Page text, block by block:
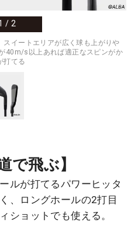
/ 2
イートエリアが広く球も上がりや
40m/s以上あれば適正なスピンがか
打てる
で飛ぶ】
ルが打てるパワーヒッタ
、ロングホールの2打目
ショットでも使える。